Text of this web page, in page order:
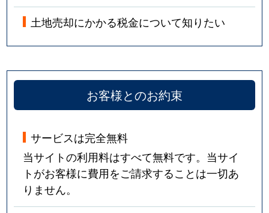
土地売却にかかる税金について知りたい
お客様とのお約束
サービスは完全無料
当サイトの利用料はすべて無料です。当サイ
トがお客様に費用をご請求することは一切あ
りません。